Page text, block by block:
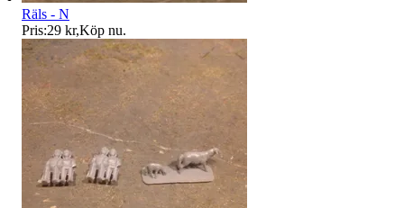
Räls - N
Pris:29 kr,Köp nu.